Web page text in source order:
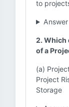
to
Answer
2. Which
of a
(a)
Project
Storage